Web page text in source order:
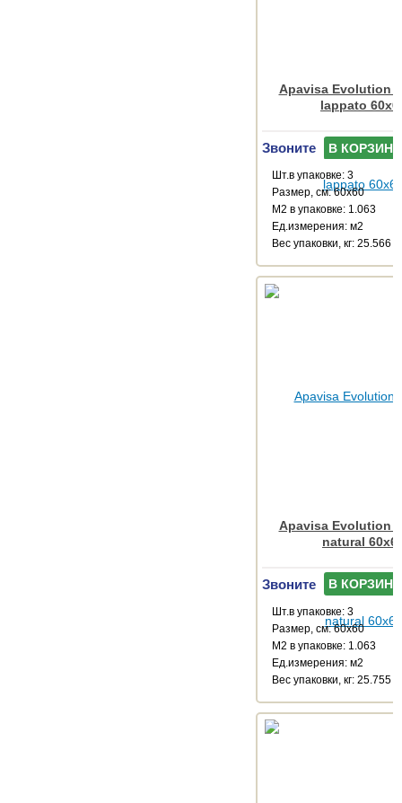
Apavisa Evolution
lappato
Звоните В КОРЗИНУ
Шт.в упаковке: 3
Размер, см: 60x60
М2 в упаковке: 1.063
Ед.измерения: м2
Веc упаковки, кг: 25.566
Apavisa Evolution
natural
Звоните В КОРЗИНУ
Шт.в упаковке: 3
Размер, см: 60x60
М2 в упаковке: 1.063
Ед.измерения: м2
Веc упаковки, кг: 25.755